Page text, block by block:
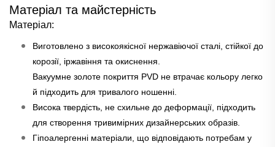
Матеріал та майстерність
Матеріал:
Виготовлено з високоякісної нержавіючої сталі, стійкої до
корозії, іржавіння та окиснення.
Вакуумне золоте покриття PVD не втрачає кольору легко
й підходить для тривалого ношенні.
Висока твердість, не схильне до деформації, підходить
для створення тривимірних дизайнерських образів.
Гіпоалергенні матеріали, що відповідають потребам у